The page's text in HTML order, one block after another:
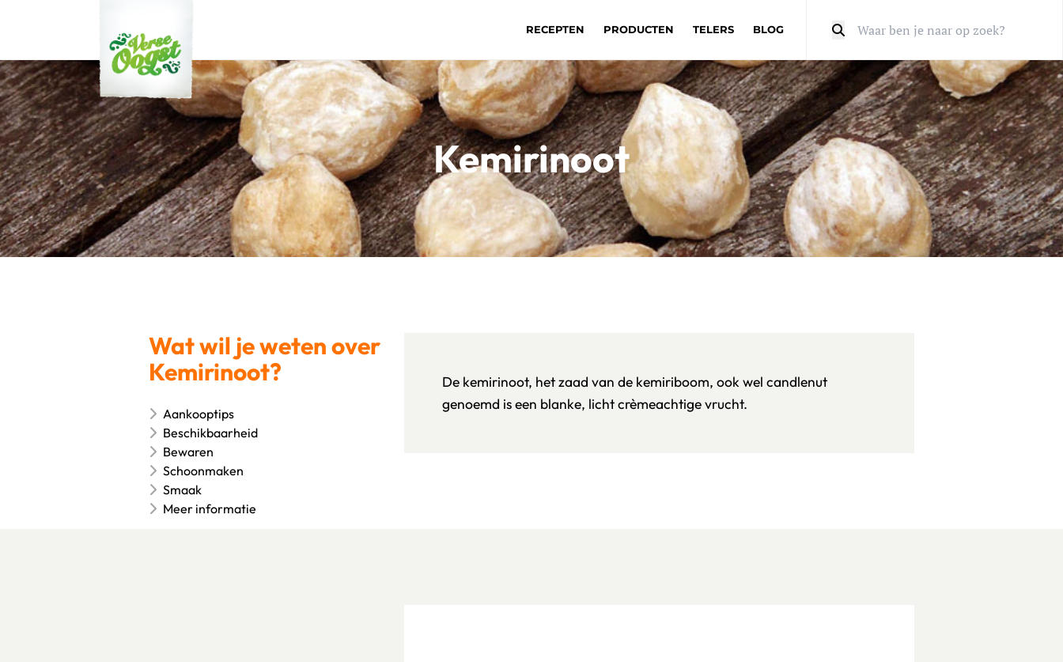
Verse Oogst
RECEPTEN PRODUCTEN TELERS BLOG
Kemirinoot
Wat wil je weten over
Kemirinoot?
Aankooptips
Beschikbaarheid
Bewaren
Schoonmaken
Smaak
Meer informatie
De kemirinoot, het zaad van de kemiriboom, ook wel candlenut
genoemd is een blanke, licht crèmeachtige vrucht.